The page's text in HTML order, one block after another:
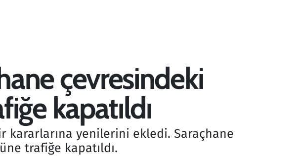
çevresindeki
kapatıldı
yenilerini ekledi. Saraçhane
trafiğe kapatıldı.